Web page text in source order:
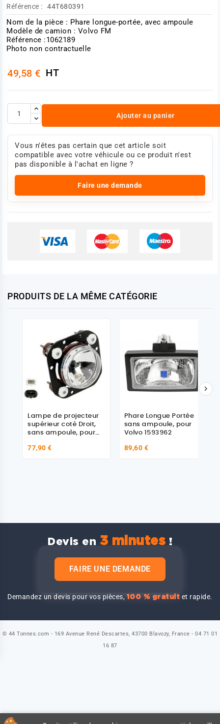
Référence : 44T680391
Nom de la pièce : Phare longue-portée, avec ampoule
Modèle de camion : Volvo FM
Référence :1062189
Photo non contractuelle
49,58 € HT
Ajouter au panier
Vous n'êtes pas certain que cet article soit
compatible avec votre véhicule ou ce produit n'est
pas disponible à l'achat en ligne ?
Faire une demande
PRODUITS DE LA MÊME CATÉGORIE
Lampe de projecteur
supérieur coté Droit,
sans ampoule, pour
77,90 €
Phare Longue Portée
sans ampoule, pour
Volvo 1593962
89,60 €

Devis en 3 minutes !
FAIRE UNE DEMANDE
Demandez un devis pour vos pièces,100 % gratuit et rapide.
© 44 Tonnes.com - 169 Avenue René Descartes, 43700 Blavozy, France - 04 71 01
16 87